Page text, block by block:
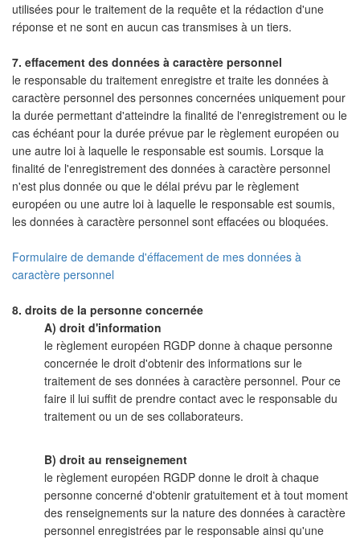
utilisées pour le traitement de la requête et la rédaction d'une
réponse et ne sont en aucun cas transmises à un tiers.
7. effacement des données à caractère personnel
le responsable du traitement enregistre et traite les données à
caractère personnel des personnes concernées uniquement pour
la durée permettant d'atteindre la finalité de l'enregistrement ou le
cas échéant pour la durée prévue par le règlement européen ou
une autre loi à laquelle le responsable est soumis. Lorsque la
finalité de l'enregistrement des données à caractère personnel
n'est plus donnée ou que le délai prévu par le règlement
européen ou une autre loi à laquelle le responsable est soumis,
les données à caractère personnel sont effacées ou bloquées.
Formulaire de demande d'éffacement de mes données à
caractère personnel
8. droits de la personne concernée
A) droit d'information
le règlement européen RGDP donne à chaque personne
concernée le droit d'obtenir des informations sur le
traitement de ses données à caractère personnel. Pour ce
faire il lui suffit de prendre contact avec le responsable du
traitement ou un de ses collaborateurs.
B) droit au renseignement
le règlement européen RGDP donne le droit à chaque
personne concerné d'obtenir gratuitement et à tout moment
des renseignements sur la nature des données à caractère
personnel enregistrées par le responsable ainsi qu'une